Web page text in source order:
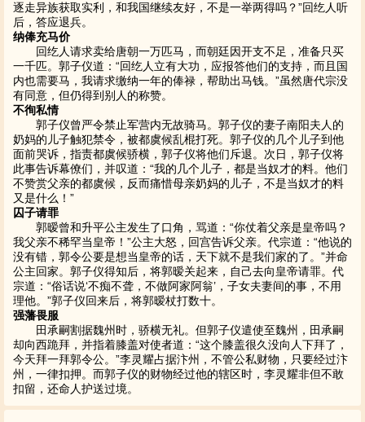
逐走异族获取实利，和我国继续友好，不是一举两得吗？”回纥人听
后，答应退兵。
纳俸充马价
回纥人请求卖给唐朝一万匹马，而朝廷因开支不足，准备只买
一千匹。郭子仪道：“回纥人立有大功，应报答他们的支持，而且国
内也需要马，我请求缴纳一年的俸禄，帮助出马钱。”虽然唐代宗没
有同意，但仍得到别人的称赞。
不徇私情
郭子仪曾严令禁止军营内无故骑马。郭子仪的妻子南阳夫人的
奶妈的儿子触犯禁令，被都虞候乱棍打死。郭子仪的几个儿子到他
面前哭诉，指责都虞候骄横，郭子仪将他们斥退。次日，郭子仪将
此事告诉幕僚们，并叹道：“我的几个儿子，都是当奴才的料。他们
不赞赏父亲的都虞候，反而痛惜母亲奶妈的儿子，不是当奴才的料
又是什么！”
囚子请罪
郭暧曾和升平公主发生了口角，骂道：“你仗着父亲是皇帝吗？
我父亲不稀罕当皇帝！”公主大怒，回宫告诉父亲。代宗道：“他说的
没有错，郭令公要是想当皇帝的话，天下就不是我们家的了。”并命
公主回家。郭子仪得知后，将郭暧关起来，自己去向皇帝请罪。代
宗道：“俗话说‘不痴不聋，不做阿家阿翁’，子女夫妻间的事，不用
理他。”郭子仪回来后，将郭暧杖打数十。
强藩畏服
田承嗣割据魏州时，骄横无礼。但郭子仪遣使至魏州，田承嗣
却向西跪拜，并指着膝盖对使者道：“这个膝盖很久没向人下拜了，
今天拜一拜郭令公。”李灵耀占据汴州，不管公私财物，只要经过汴
州，一律扣押。而郭子仪的财物经过他的辖区时，李灵耀非但不敢
扣留，还命人护送过境。